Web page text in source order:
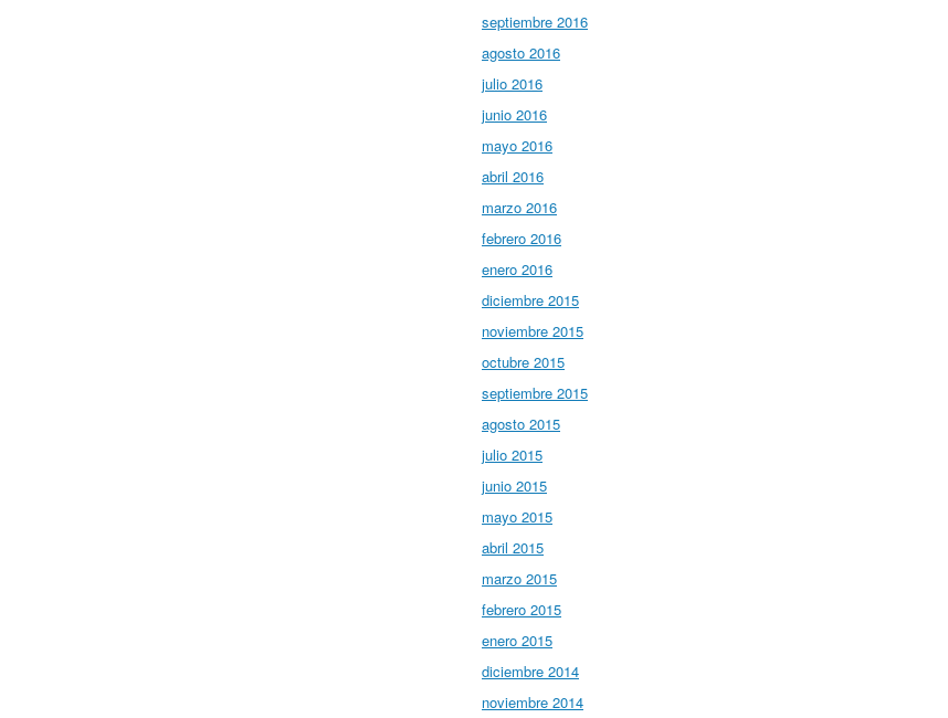
septiembre 2016
agosto 2016
julio 2016
junio 2016
mayo 2016
abril 2016
marzo 2016
febrero 2016
enero 2016
diciembre 2015
noviembre 2015
octubre 2015
septiembre 2015
agosto 2015
julio 2015
junio 2015
mayo 2015
abril 2015
marzo 2015
febrero 2015
enero 2015
diciembre 2014
noviembre 2014